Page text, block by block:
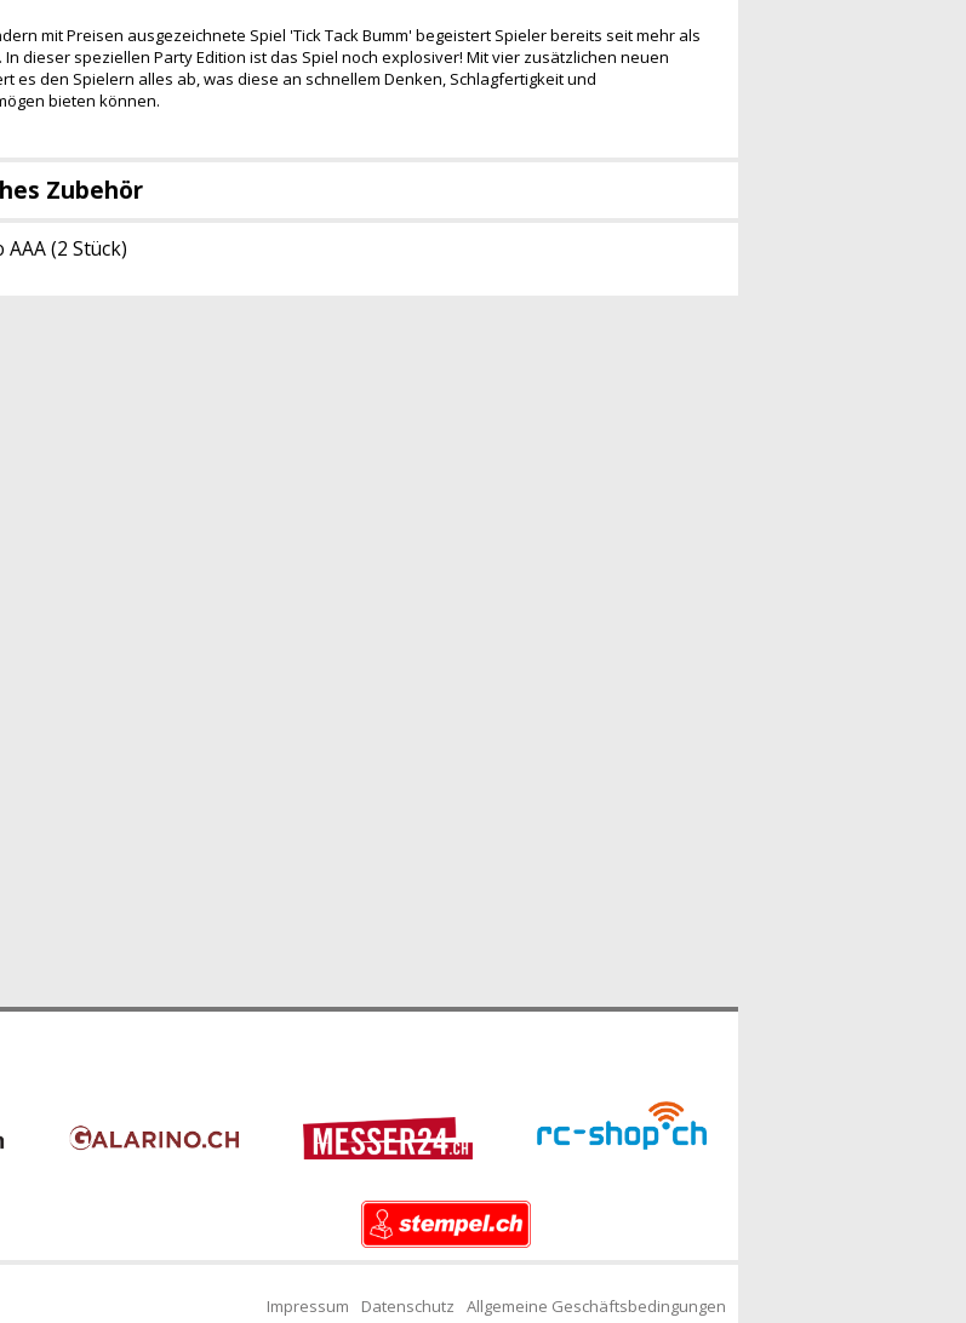
mit Preisen ausgezeichnete Spiel 'Tick Tack Bumm' begeistert Spieler bereits seit mehr als
In dieser speziellen Party Edition ist das Spiel noch explosiver! Mit vier zusätzlichen neuen
es den Spielern alles ab, was diese an schnellem Denken, Schlagfertigkeit und
bieten können.
Zubehör
(2 Stück)
Impressum Datenschutz Allgemeine Geschäftsbedingungen